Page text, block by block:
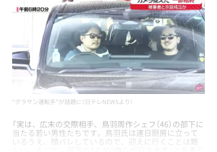
“グラサン運転手”が話題に（日テレNEWSより）
「実は、広末の交際相手、鳥羽周作シェフ（46）の部下に
当たる若い男性たちです。鳥羽氏は連日厨房に立って
いるうえ、顔バレしているので、迎えに行くことは難